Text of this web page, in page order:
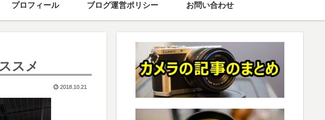
プロフィール ブログ運営ポリシー お問い合わせ
スメ
2018.10.21